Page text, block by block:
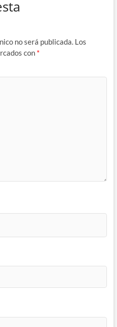
no será publicada. Los
con *